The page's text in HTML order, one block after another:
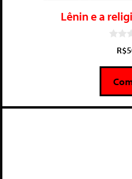
Lênin e a
5
R$